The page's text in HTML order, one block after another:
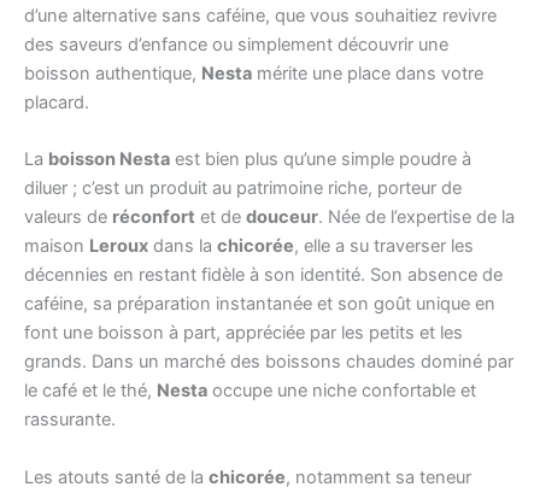
d’une alternative sans caféine, que vous souhaitiez revivre
des saveurs d’enfance ou simplement découvrir une
boisson authentique, Nesta mérite une place dans votre
placard.
La boisson Nesta est bien plus qu’une simple poudre à
diluer ; c’est un produit au patrimoine riche, porteur de
valeurs de réconfort et de douceur. Née de l’expertise de la
maison Leroux dans la chicorée, elle a su traverser les
décennies en restant fidèle à son identité. Son absence de
caféine, sa préparation instantanée et son goût unique en
font une boisson à part, appréciée par les petits et les
grands. Dans un marché des boissons chaudes dominé par
le café et le thé, Nesta occupe une niche confortable et
rassurante.
Les atouts santé de la chicorée, notamment sa teneur